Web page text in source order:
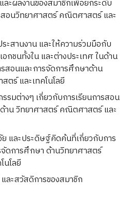
ะผลงานของสมาชิกเพื่อยกระดับ
อนวิทยาศาสตร์ คณิตศาสตร์ และ
ะสานงาน และให้ความร่วมมือกับ
กชนทั้งใน และต่างประเทศ ในด้าน
สอนและการจัดการศึกษาด้าน
ร์ และเทคโนโลยี
มต่างๆ เกี่ยวกับการเรียนการสอน
าน วิทยาศาสตร์ คณิตศาสตร์ และ
ย และประดิษฐ์คิดค้นที่เกี่ยวกับการ
จัดการศึกษา ด้านวิทยาศาสตร์
โลยี
ละสวัสดิการของสมาชิก